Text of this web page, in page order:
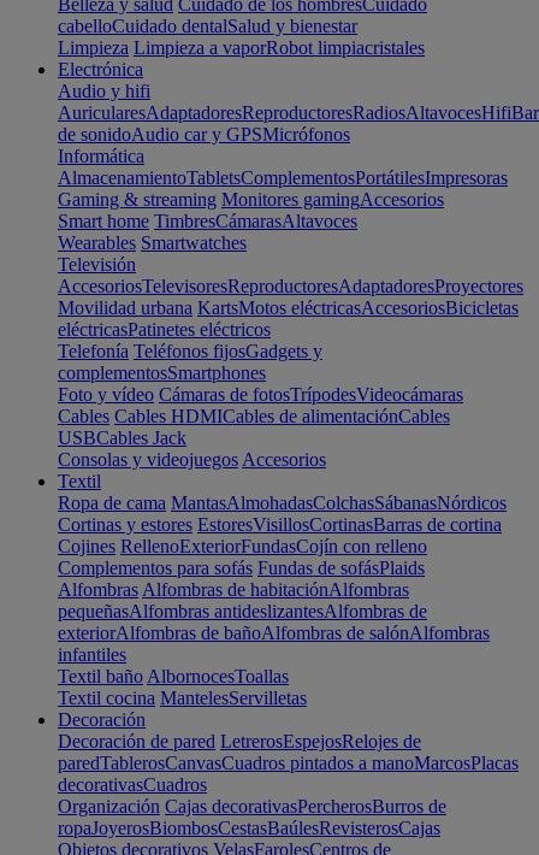
Belleza y salud Cuidado de los hombresCuidado
cabelloCuidado dentalSalud y bienestar
Limpieza Limpieza a vaporRobot limpiacristales
Electrónica
Audio y hifi
AuricularesAdaptadoresReproductoresRadiosAltavocesHifi
de sonidoAudio car y GPSMicrófonos
Informática
AlmacenamientoTabletsComplementosPortátilesImpresoras
Gaming & streaming Monitores gamingAccesorios
Smart home TimbresCámarasAltavoces
Wearables Smartwatches
Televisión
AccesoriosTelevisoresReproductoresAdaptadoresProyectores
Movilidad urbana KartsMotos eléctricasAccesoriosBicicletas
eléctricasPatinetes eléctricos
Telefonía Teléfonos fijosGadgets y
complementosSmartphones
Foto y vídeo Cámaras de fotosTrípodesVideocámaras
Cables Cables HDMICables de alimentaciónCables
USBCables Jack
Consolas y videojuegos Accesorios
Textil
Ropa de cama MantasAlmohadasColchasSábanasNórdicos
Cortinas y estores EstoresVisillosCortinasBarras de cortina
Cojines RellenoExteriorFundasCojín con relleno
Complementos para sofás Fundas de sofásPlaids
Alfombras Alfombras de habitaciónAlfombras
pequeñasAlfombras antideslizantesAlfombras de
exteriorAlfombras de bañoAlfombras de salónAlfombras
infantiles
Textil baño AlbornocesToallas
Textil cocina MantelesServilletas
Decoración
Decoración de pared LetrerosEspejosRelojes de
paredTablerosCanvasCuadros pintados a manoMarcosPlacas
decorativasCuadros
Organización Cajas decorativasPercherosBurros de
ropaJoyerosBiombosCestasBaúlesRevisterosCajas
Objetos decorativos VelasFarolesCentros de